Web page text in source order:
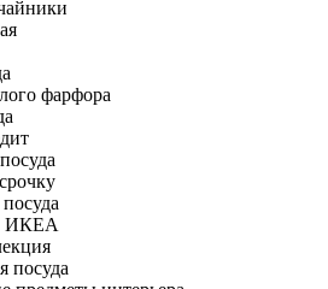
фарфора
ИКЕА
посуда